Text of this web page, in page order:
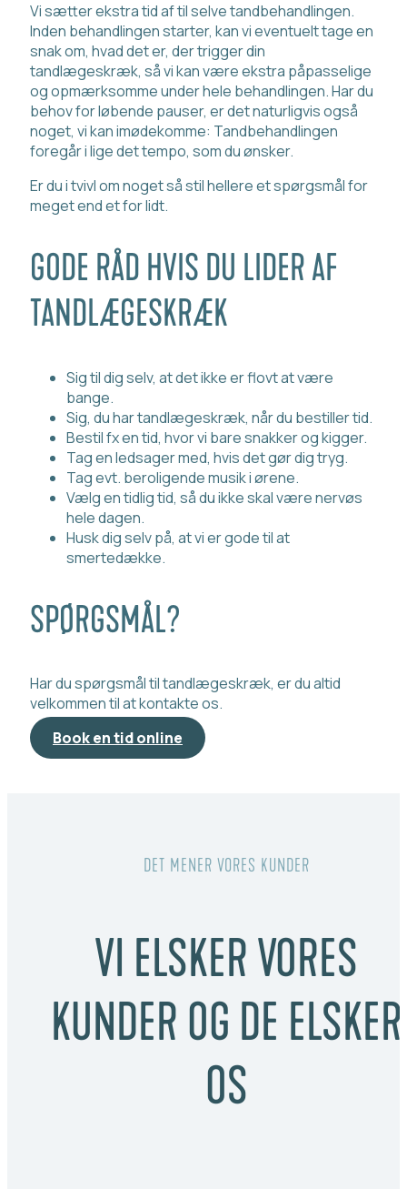
Vi sætter ekstra tid af til selve tandbehandlingen.
Inden behandlingen starter, kan vi eventuelt tage en
snak om, hvad det er, der trigger din
tandlægeskræk, så vi kan være ekstra påpasselige
og opmærksomme under hele behandlingen. Har du
behov for løbende pauser, er det naturligvis også
noget, vi kan imødekomme: Tandbehandlingen
foregår i lige det tempo, som du ønsker.
Er du i tvivl om noget så stil hellere et spørgsmål for
meget end et for lidt.
GODE RÅD HVIS DU LIDER AF
TANDLÆGESKRÆK
Sig til dig selv, at det ikke er flovt at være
bange.
Sig, du har tandlægeskræk, når du bestiller tid.
Bestil fx en tid, hvor vi bare snakker og kigger.
Tag en ledsager med, hvis det gør dig tryg.
Tag evt. beroligende musik i ørene.
Vælg en tidlig tid, så du ikke skal være nervøs
hele dagen.
Husk dig selv på, at vi er gode til at
smertedække.
SPØRGSMÅL?
Har du spørgsmål til tandlægeskræk, er du altid
velkommen til at kontakte os.
Book en tid online
DET MENER VORES KUNDER
VI ELSKER VORES
KUNDER OG DE ELSKER
OS